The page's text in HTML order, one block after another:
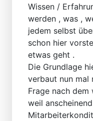
Wissen /
werden , was ,
jedem selbst
schon hier
etwas geht .
Die Grundlage
verbaut nun mal
Frage nach
weil